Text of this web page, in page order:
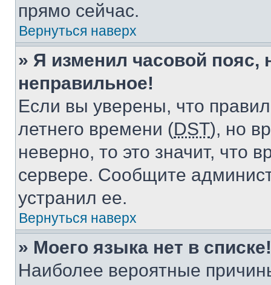
прямо сейчас.
Вернуться наверх
» Я изменил часовой пояс,
неправильное!
Если вы уверены, что
летнего времени (DST), но
неверно, то это значит, что
сервере. Сообщите
устранил ее.
Вернуться наверх
» Моего языка нет в списке!
Наиболее вероятные